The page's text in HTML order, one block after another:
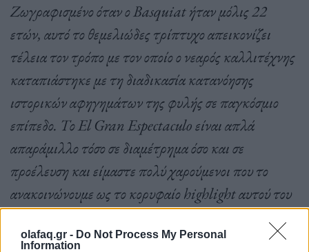
olafaq.gr - Do Not Process My Personal
Information
Ζωγραφισμένο όταν ο Basquiat ήταν μόλις 22
ετών, αυτό το θεμελιώδες τρίπτυχο απεικονίζει
τέλεια τον τρόπο με τον οποίο ο νεαρός καλλιτέχνης
καταπιάστηκε με τη διαδικασία κατανόησης
ιστορικών αφηγημάτων της φυλής σε παγκόσμιο
επίπεδο. Το El Gran Espectaculo είναι απλά
απαράμιλλο τόσο σε διαμέτρημα όσο και σε
προέλευση και είμαστε πολύ χαρούμενοι που το
ανακοινώνουμε ως το κορυφαίο highlight αυτού του
Μαΐου».